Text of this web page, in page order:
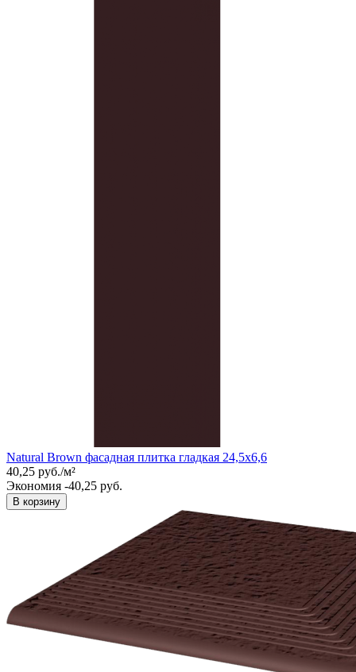
Natural Brown фасадная плитка гладкая 24,5x6,6
40,25 руб./м²
Экономия -40,25 руб.
В корзину